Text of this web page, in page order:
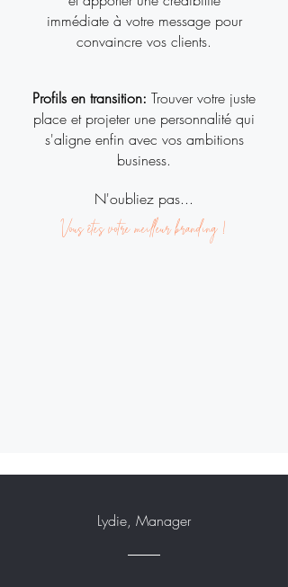
immédiate à votre message pour
convaincre vos clients.
Profils en transition: Trouver votre juste
place et projeter une personnalité qui
s'aligne enfin avec vos ambitions
business.
N'oubliez pas...
Vous êtes votre meilleur branding !
Lydie, Manager